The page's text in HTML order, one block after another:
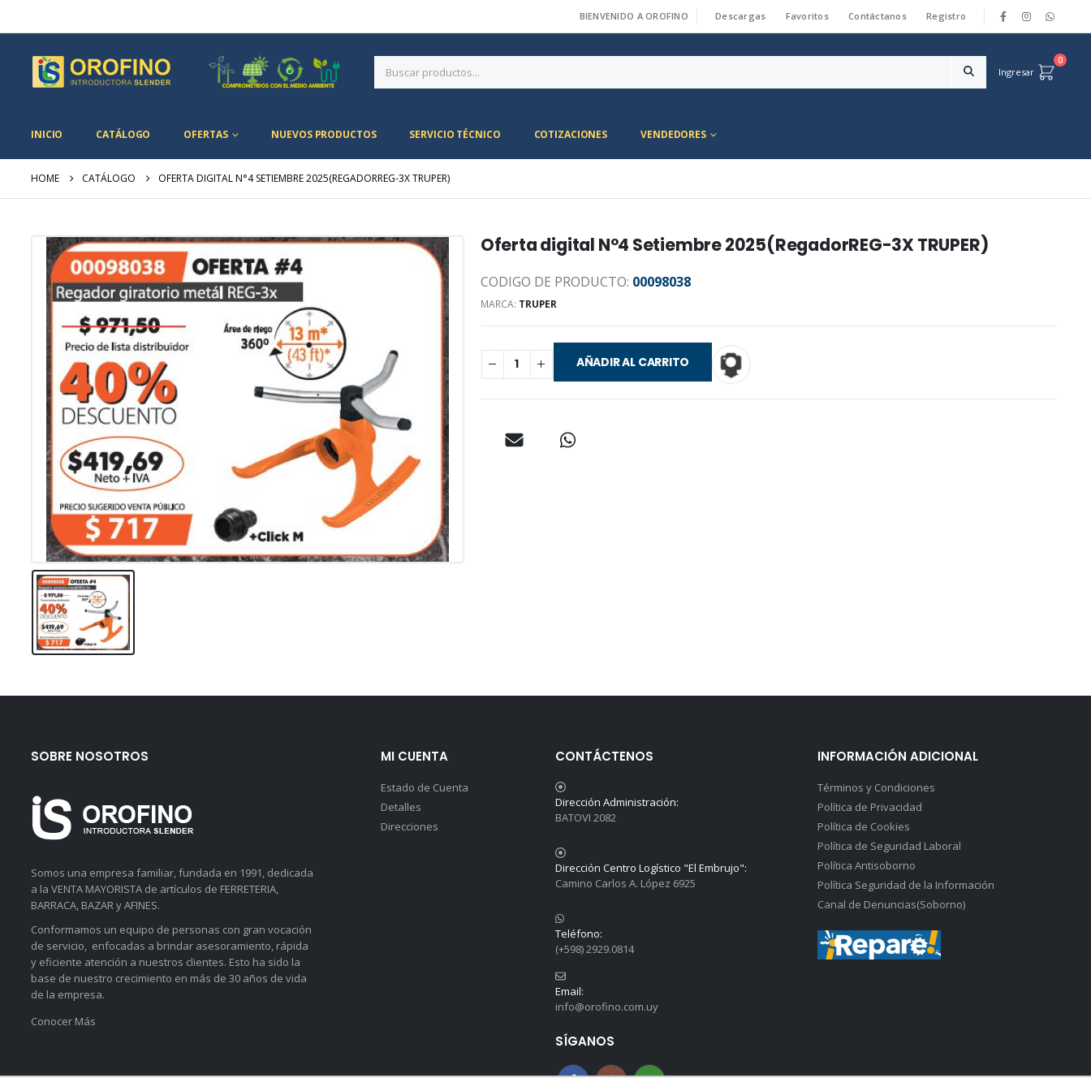
BIENVENIDO A OROFINO Descargas Favoritos Contáctanos Registro
Ingresar
0
INICIO CATÁLOGO OFERTAS NUEVOS PRODUCTOS SERVICIO TÉCNICO COTIZACIONES VENDEDORES
HOME CATÁLOGO OFERTA DIGITAL N°4 SETIEMBRE 2025(REGADORREG-3X TRUPER)
Oferta digital N°4 Setiembre 2025(RegadorREG-3X TRUPER)
CODIGO DE PRODUCTO: 00098038
MARCA: TRUPER
AÑADIR AL CARRITO
SOBRE NOSOTROS
Somos una empresa familiar, fundada en 1991, dedicada
a la VENTA MAYORISTA de artículos de FERRETERIA,
BARRACA, BAZAR y AFINES.
Conformamos un equipo de personas con gran vocación
de servicio, enfocadas a brindar asesoramiento, rápida
y eficiente atención a nuestros clientes. Esto ha sido la
base de nuestro crecimiento en más de 30 años de vida
de la empresa.
Conocer Más
MI CUENTA
Estado de Cuenta
Detalles
Direcciones
CONTÁCTENOS
Dirección Administración:
BATOVI 2082
Dirección Centro Logístico "El Embrujo":
Camino Carlos A. López 6925
Teléfono:
(+598) 2929.0814
Email:
info@orofino.com.uy
SÍGANOS
INFORMACIÓN ADICIONAL
Términos y Condiciones
Política de Privacidad
Política de Cookies
Política de Seguridad Laboral
Política Antisoborno
Política Seguridad de la Información
Canal de Denuncias(Soborno)